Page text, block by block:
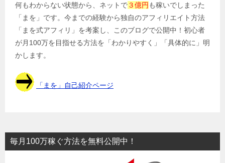
何もわからない状態から、ネットで３億円 も稼いでしまった
「まを」です。今までの経験から独自のアフィリエイト方法
「まを式アフィリ」を考案し、このブログで公開中！初心者
が月100万を目指せる方法を「わかりやすく」「具体的に」明
かします。
「まを」自己紹介ページ
毎月100万稼ぐ方法を無料公開中！